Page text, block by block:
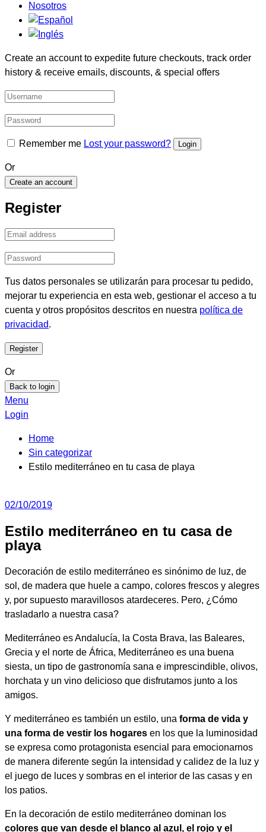
Nosotros
Create an account to expedite future checkouts, track order
history & receive emails, discounts, & special offers
Remember me Lost your password?
Or
Create an account
Register
Tus datos personales se utilizarán para procesar tu pedido,
mejorar tu experiencia en esta web, gestionar el acceso a tu
cuenta y otros propósitos descritos en nuestra política de
privacidad.
Or
Back to login
Menu
Login
Home
Sin categorizar
Estilo mediterráneo en tu casa de playa
02/10/2019
Estilo mediterráneo en tu casa de
playa
Decoración de estilo mediterráneo es sinónimo de luz, de
sol, de madera que huele a campo, colores frescos y alegres
y, por supuesto maravillosos atardeceres. Pero, ¿Cómo
trasladarlo a nuestra casa?
Mediterráneo es Andalucía, la Costa Brava, las Baleares,
Grecia y el norte de África, Mediterráneo es una buena
siesta, un tipo de gastronomía sana e imprescindible, olivos,
horchata y un vino delicioso que disfrutamos junto a los
amigos.
Y mediterráneo es también un estilo, una forma de vida y
una forma de vestir los hogares en los que la luminosidad
se expresa como protagonista esencial para emocionarnos
de manera diferente según la intensidad y calidez de la luz y
el juego de luces y sombras en el interior de las casas y en
los patios.
En la decoración de estilo mediterráneo dominan los
colores que van desde el blanco al azul, el rojo y el